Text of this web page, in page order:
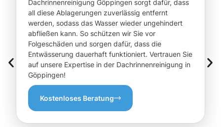
Dachrinnenreinigung Göppingen sorgt dafür, dass
all diese Ablagerungen zuverlässig entfernt
werden, sodass das Wasser wieder ungehindert
abfließen kann. So schützen wir Sie vor
Folgeschäden und sorgen dafür, dass die
Entwässerung dauerhaft funktioniert. Vertrauen Sie
auf unsere Expertise in der Dachrinnenreinigung in
Göppingen!
Kostenloses Beratung